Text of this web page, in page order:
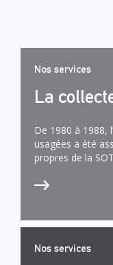
Nos services
La
De 1980 à 1988,
usagées a été
propres de la
Nos services